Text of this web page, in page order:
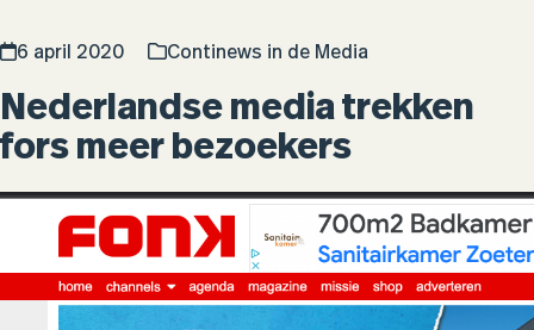
6 april 2020 Continews in de Media
Nederlandse media trekken
fors meer bezoekers